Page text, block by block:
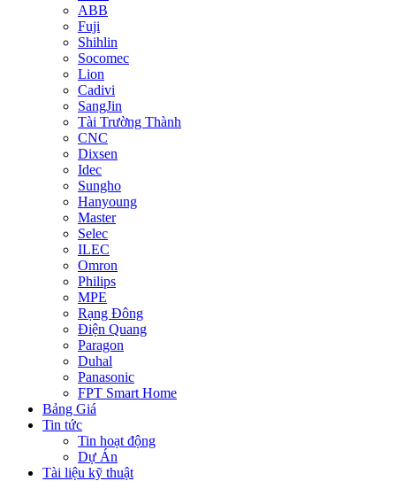
ABB
Fuji
Shihlin
Socomec
Lion
Cadivi
SangJin
Tài Trường Thành
CNC
Dixsen
Idec
Sungho
Hanyoung
Master
Selec
ILEC
Omron
Philips
MPE
Rạng Đông
Điện Quang
Paragon
Duhal
Panasonic
FPT Smart Home
Bảng Giá
Tin tức
Tin hoạt động
Dự Án
Tài liệu kỹ thuật